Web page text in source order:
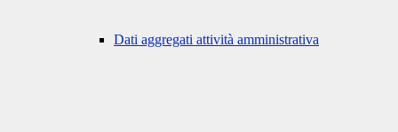
Dati aggregati attività amministrativa